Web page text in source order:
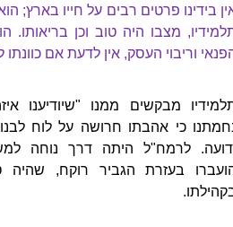
בידינו פרטים רבים על חייו בארץ;
מצבו היה טוב וכן בריאותו.
וריבוי העסק, אין לדעת אם
מבקשים ממנו "שיודיענו
כי אהבתו חרושה על לוח
לרמח"ל היתה דרך נוחה
בעזרת הגביר רוקח, שהיה